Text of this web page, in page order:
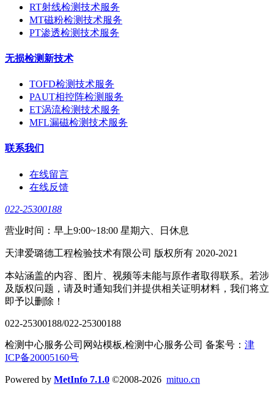
RT射线检测技术服务
MT磁粉检测技术服务
PT渗透检测技术服务
无损检测新技术
TOFD检测技术服务
PAUT相控阵检测服务
ET涡流检测技术服务
MFL漏磁检测技术服务
联系我们
在线留言
在线反馈
022-25300188
营业时间：早上9:00~18:00 星期六、日休息
天津爱璐德工程检验技术有限公司 版权所有 2020-2021
本站涵盖的内容、图片、视频等未能与原作者取得联系。若涉
及版权问题，请及时通知我们并提供相关证明材料，我们将立
即予以删除！
022-25300188/022-25300188
检测中心服务公司网站模板,检测中心服务公司 备案号： 津
ICP备20005160号
Powered by MetInfo 7.1.0 ©2008-2026 mituo.cn